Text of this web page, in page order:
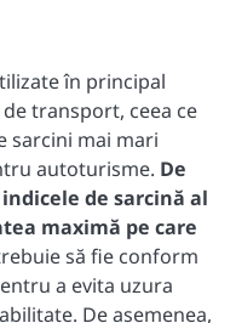
în principal
transport, ceea ce
sarcini mai mari
autoturisme. De
de sarcină al
maximă pe care
să fie conform
a evita uzura
De asemenea,